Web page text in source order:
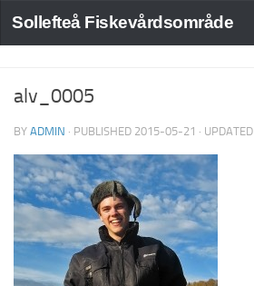
Sollefteå Fiskevårdsområde
alv_0005
BY ADMIN · PUBLISHED 2015-05-21 · UPDATED